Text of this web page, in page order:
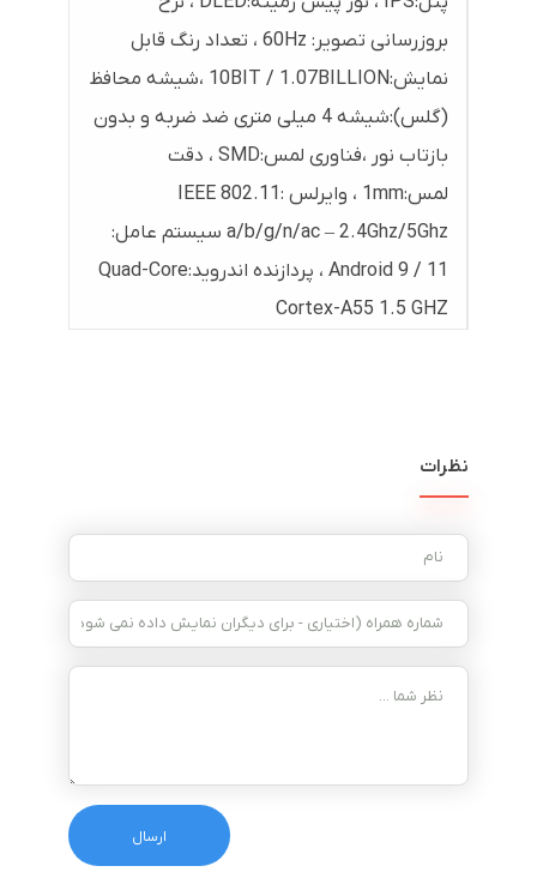
بروزرسانی تصویر: 60Hz ، تعداد رنگ قابل
نمایش:10BIT / 1.07BILLION ،شیشه محافظ
(گلس):شیشه 4 میلی متری ضد ضربه و بدون
بازتاب نور ،فناوری لمس:SMD ، دقت
لمس:1mm ، وایرلس :IEEE 802.11
a/b/g/n/ac – 2.4Ghz/5Ghz سیستم عامل:
Android 9 / 11 ، پردازنده اندروید:Quad-Core
Cortex-A55 1.5 GHZ
نظرات